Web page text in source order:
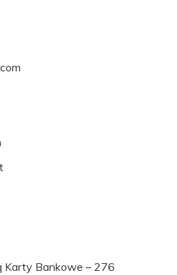
Karty Bankowe – 276